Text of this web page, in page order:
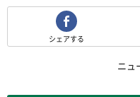
シェアする
ニュ